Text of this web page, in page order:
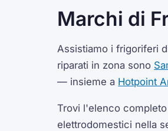
Marchi di
Assistiamo i frigoriferi
riparati in zona sono
— insieme a Hotpoint
Trovi l'elenco
elettrodomestici nella